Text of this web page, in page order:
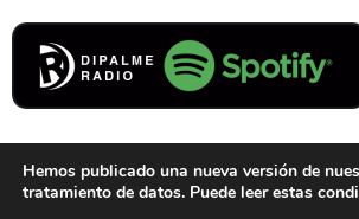
Hemos publicado una nueva versión de
tratamiento de datos. Puede leer estas